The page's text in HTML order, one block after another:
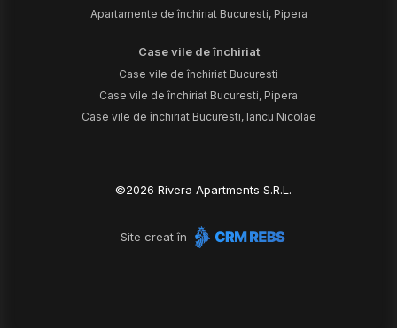
Apartamente de închiriat Bucuresti, Pipera
Case vile de închiriat
Case vile de închiriat Bucuresti
Case vile de închiriat Bucuresti, Pipera
Case vile de închiriat Bucuresti, Iancu Nicolae
©2026 Rivera Apartments S.R.L.
Site creat în